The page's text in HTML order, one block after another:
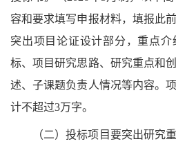
容和要求填写申报材料，填报此
突出项目论证设计部分，重点介
标、项目研究思路、研究重点和
述、子课题负责人情况等内容。
计不超过3万字。
（二）投标项目要突出研究